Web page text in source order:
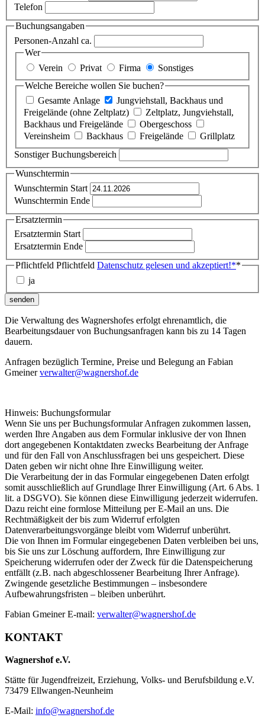
Telefon
Buchungsangaben
Personen-Anzahl ca.
Wer
Verein
Privat Firma
Sonstiges
Welche Bereiche wollen Sie buchen?
Gesamte Anlage
Jungviehstall, Backhaus und
Freigelände (ohne Zeltplatz)
Zeltplatz, Jungviehstall,
Backhaus und Freigelände
Obergeschoss
Vereinsheim
Backhaus Freigelände
Grillplatz
Sonstiger Buchungsbereich
Wunschtermin
Wunschtermin Start
Wunschtermin Ende
Ersatztermin
Ersatztermin Start
Ersatztermin Ende
Pflichtfeld Pflichtfeld Datenschutz gelesen und akzeptiert!**
ja
senden
Die Verwaltung des Wagnershofes erfolgt ehrenamtlich, die
Bearbeitungsdauer von Buchungsanfragen kann bis zu 14 Tagen
dauern.
Anfragen bezüglich Termine, Preise und Belegung an Fabian
Gmeinerverwalter@wagnershof.de
Hinweis: Buchungsformular
Wenn Sie uns per Buchungsformular Anfragen zukommen lassen,
werden Ihre Angaben aus dem Formular inklusive der von Ihnen
dort angegebenen Kontaktdaten zwecks Bearbeitung der Anfrage
und für den Fall von Anschlussfragen bei uns gespeichert. Diese
Daten geben wir nicht ohne Ihre Einwilligung weiter.
Die Verarbeitung der in das Formular eingegebenen Daten erfolgt
somit ausschließlich auf Grundlage Ihrer Einwilligung (Art. 6 Abs. 1
lit. a DSGVO). Sie können diese Einwilligung jederzeit widerrufen.
Dazu reicht eine formlose Mitteilung per E-Mail an uns. Die
Rechtmäßigkeit der bis zum Widerruf erfolgten
Datenverarbeitungsvorgänge bleibt vom Widerruf unberührt.
Die von Ihnen im Formular eingegebenen Daten verbleiben bei uns,
bis Sie uns zur Löschung auffordern, Ihre Einwilligung zur
Speicherung widerrufen oder der Zweck für die Datenspeicherung
entfällt (z.B. nach abgeschlossener Bearbeitung Ihrer Anfrage).
Zwingende gesetzliche Bestimmungen – insbesondere
Aufbewahrungsfristen – bleiben unberührt.
Fabian Gmeiner E-mail: verwalter@wagnershof.de
KONTAKT
Wagnershof e.V.
Stätte für Jugendfreizeit, Erziehung, Volks- und Berufsbildung e.V.
73479 Ellwangen-Neunheim
E-Mail: info@wagnershof.de